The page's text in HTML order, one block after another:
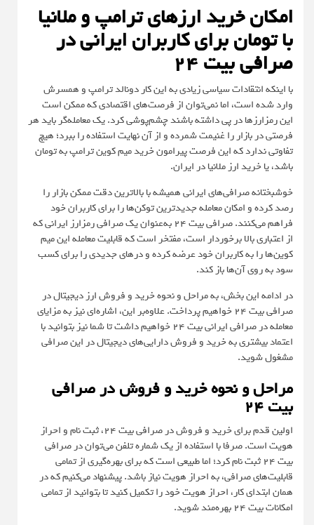
امکان خرید ارزهای ترامپ و ملانیا
با تومان برای کاربران ایرانی در
صرافی بیت 24
با اینکه انتقادات سیاسی زیادی به این کار دونالد ترامپ و همسرش
وارد شده است، اما نمی‌توان از فرصت‌های اقتصادی که ممکن است
این رمزارزها در پی داشته باشند چشم‌پوشی کرد. یک معامله‌گر باید هر
فرصتی در بازار را غنیمت شمرده و از آن نهایت استفاده را ببرد؛ هیچ
تفاوتی ندارد که این فرصت پیرامون خرید میم کوین ترامپ به تومان
باشد، یا خرید ارز ملانیا در ایران.
خوشبختانه صرافی‌های ایرانی همیشه با بالاترین دقت ممکن بازار را
رصد کرده و امکان معامله جدیدترین توکن‌ها را برای کاربران خود
فراهم می‌کنند. صرافی بیت ۲۴ به‌عنوان یک صرافی رمزارز ایرانی که
از اعتباری بالا برخوردار است، مفتخر است که قابلیت معامله این میم
کوین‌ها را به کاربران خود عرضه کرده و درهای جدیدی را برای کسب
سود به روی آن‌ها باز کند.
در ادامه این بخش، به مراحل و نحوه خرید و فروش ارز دیجیتال در
صرافی بیت ۲۴ خواهیم پرداخت. علاوه‌بر این، اشاره‌ای نیز به مزایای
معامله در صرافی ایرانی بیت ۲۴ خواهیم داشت تا شما نیز بتوانید با
اعتماد بیشتری به خرید و فروش دارایی‌های دیجیتال در این صرافی
مشغول شوید.
مراحل و نحوه خرید و فروش در صرافی
بیت 24
اولین قدم برای خرید و فروش در صرافی بیت ۲۴، ثبت نام و احراز
هویت است. صرفا با استفاده از یک شماره تلفن می‌توان در صرافی
بیت ۲۴ ثبت نام کرد؛ اما طبیعی است که برای بهره‌گیری از تمامی
قابلیت‌های صرافی، به احراز هویت نیاز باشد. پیشنهاد می‌کنیم که در
همان ابتدای کار، احراز هویت خود را تکمیل کنید تا بتوانید از تمامی
امکانات بیت ۲۴ بهره‌مند شوید.